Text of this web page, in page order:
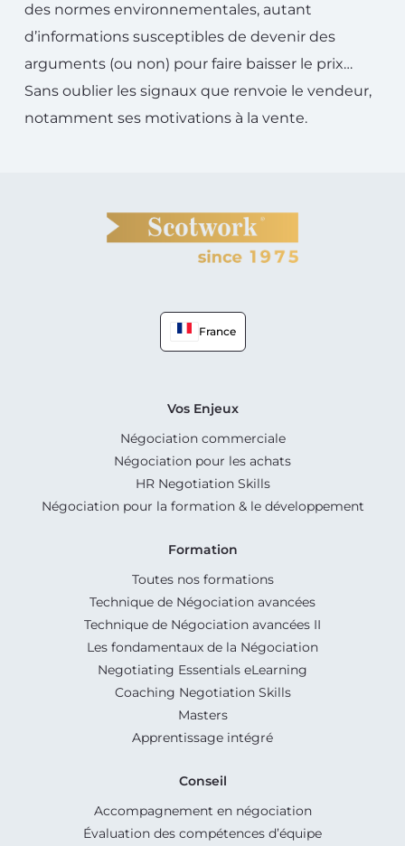
des normes environnementales, autant
d’informations susceptibles de devenir des
arguments (ou non) pour faire baisser le prix…
Sans oublier les signaux que renvoie le vendeur,
notamment ses motivations à la vente.
France
Vos Enjeux
Négociation commerciale
Négociation pour les achats
HR Negotiation Skills
Négociation pour la formation & le développement
Formation
Toutes nos formations
Technique de Négociation avancées
Technique de Négociation avancées II
Les fondamentaux de la Négociation
Negotiating Essentials eLearning
Coaching Negotiation Skills
Masters
Apprentissage intégré
Conseil
Accompagnement en négociation
Évaluation des compétences d’équipe